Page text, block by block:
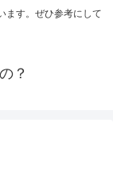
ます。ぜひ参考にして
？